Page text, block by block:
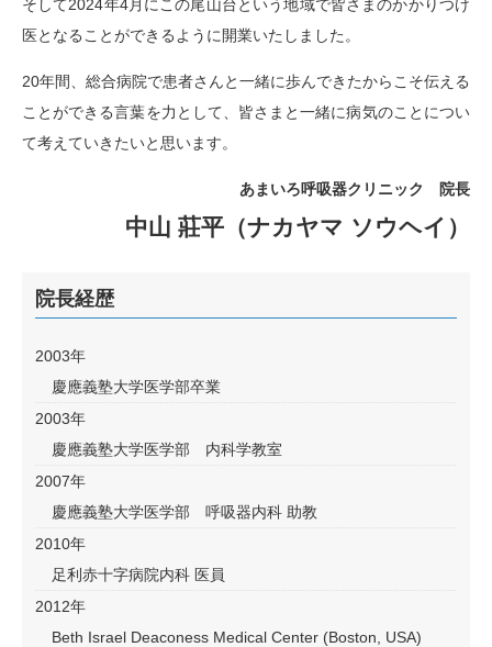
そして2024年4月にこの尾山台という地域で皆さまのかかりつけ
医となることができるように開業いたしました。
20年間、総合病院で患者さんと一緒に歩んできたからこそ伝える
ことができる言葉を力として、 皆さまと一緒に病気のことについ
て考えていきたいと思います。
あまいろ呼吸器クリニック 院長
中山 莊平（ナカヤマ ソウヘイ）
院長経歴
2003年
慶應義塾大学医学部卒業
2003年
慶應義塾大学医学部 内科学教室
2007年
慶應義塾大学医学部 呼吸器内科 助教
2010年
足利赤十字病院内科 医員
2012年
Beth Israel Deaconess Medical Center (Boston, USA)